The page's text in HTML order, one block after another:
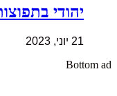
יהודי
21 יוני, 2023
Bottom ad